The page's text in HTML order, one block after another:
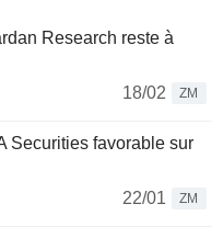
Research reste à
18/02
ZM
Securities favorable sur
22/01
ZM